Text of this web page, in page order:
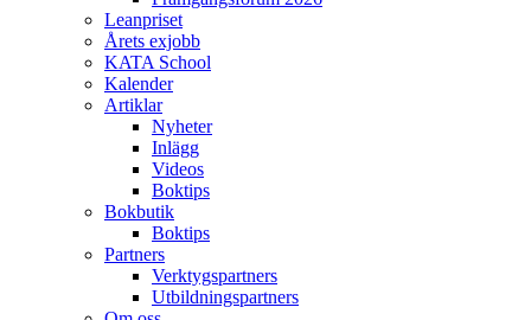
Leanpriset
Årets exjobb
KATA School
Kalender
Artiklar
Nyheter
Inlägg
Videos
Boktips
Bokbutik
Boktips
Partners
Verktygspartners
Utbildningspartners